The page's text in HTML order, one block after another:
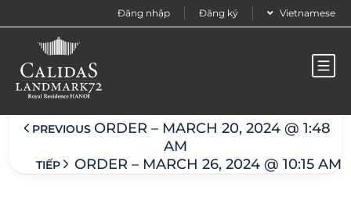
Đăng nhập Đăng ký Vietnamese
Order – March 21, 2024 @ 7:19 am
PREVIOUS ORDER – MARCH 20, 2024 @ 1:48
AM
TIẾP ORDER – MARCH 26, 2024 @ 10:15 AM